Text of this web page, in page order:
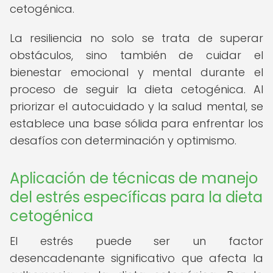
cetogénica.
La resiliencia no solo se trata de superar
obstáculos, sino también de cuidar el
bienestar emocional y mental durante el
proceso de seguir la dieta cetogénica. Al
priorizar el autocuidado y la salud mental, se
establece una base sólida para enfrentar los
desafíos con determinación y optimismo.
Aplicación de técnicas de manejo
del estrés específicas para la dieta
cetogénica
El estrés puede ser un factor
desencadenante significativo que afecta la